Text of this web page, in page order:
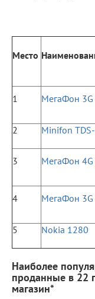
Место
1 МегаФон 3G
2 Minifon
3 МегаФон 4G
4 МегаФон 3G
5 Nokia 1280
Наиболее
проданные в 22
магазин*